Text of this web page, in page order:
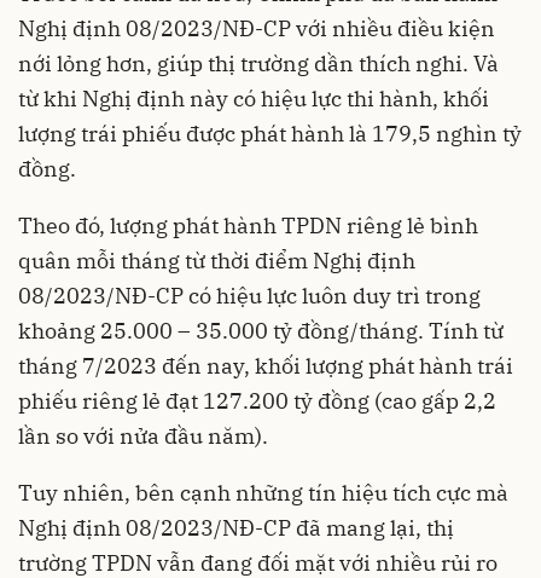
Nghị định 08/2023/NĐ-CP với nhiều điều kiện
nới lỏng hơn, giúp thị trường dần thích nghi. Và
từ khi Nghị định này có hiệu lực thi hành, khối
lượng trái phiếu được phát hành là 179,5 nghìn tỷ
đồng.
Theo đó, lượng phát hành TPDN riêng lẻ bình
quân mỗi tháng từ thời điểm Nghị định
08/2023/NĐ-CP có hiệu lực luôn duy trì trong
khoảng 25.000 – 35.000 tỷ đồng/tháng. Tính từ
tháng 7/2023 đến nay, khối lượng phát hành trái
phiếu riêng lẻ đạt 127.200 tỷ đồng (cao gấp 2,2
lần so với nửa đầu năm).
Tuy nhiên, bên cạnh những tín hiệu tích cực mà
Nghị định 08/2023/NĐ-CP đã mang lại, thị
trường TPDN vẫn đang đối mặt với nhiều rủi ro